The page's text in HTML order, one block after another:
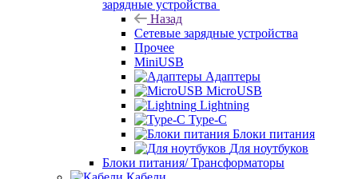
зарядные устройства
Назад
Сетевые зарядные устройства
Прочее
MiniUSB
Адаптеры
MicroUSB
Lightning
Type-C
Блоки питания
Для ноутбуков
Блоки питания/ Трансформаторы